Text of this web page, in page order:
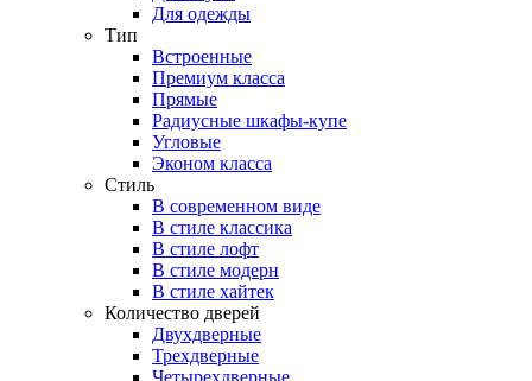
Для одежды
Тип
Встроенные
Премиум класса
Прямые
Радиусные шкафы-купе
Угловые
Эконом класса
Стиль
В современном виде
В стиле классика
В стиле лофт
В стиле модерн
В стиле хайтек
Количество дверей
Двухдверные
Трехдверные
Четырехдверные